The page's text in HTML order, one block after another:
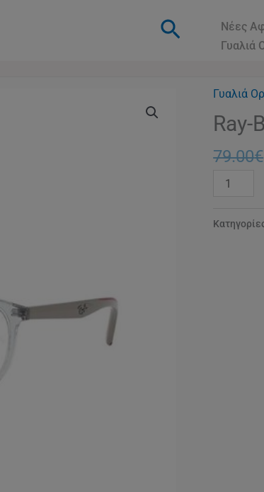
Νέες
Γυαλιά
Γυαλιά
Ray-
79.00€
Ray-
Ban
kids
1598